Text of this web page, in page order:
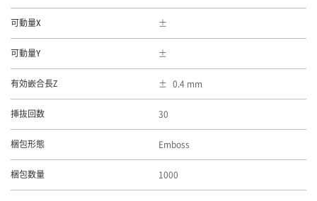
可動量X
可動量Y
有効嵌合長Z 0.4 mm
挿抜回数 30
梱包形態 Emboss
梱包数量 1000